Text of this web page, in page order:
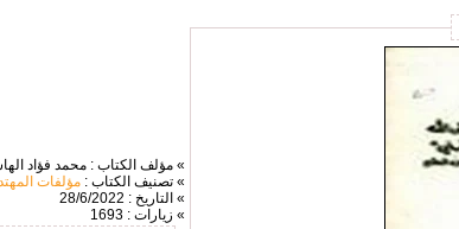
» مؤلف الكتاب : محمد فؤاد
» تصنيف الكتاب : مؤلفات
» التاريخ : 28/6/2022
» زيارات : 1693